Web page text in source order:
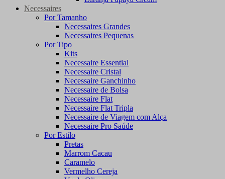
Necessaires
Por Tamanho
Necessaires Grandes
Necessaires Pequenas
Por Tipo
Kits
Necessaire Essential
Necessaire Cristal
Necessaire Ganchinho
Necessaire de Bolsa
Necessaire Flat
Necessaire Flat Tripla
Necessaire de Viagem com Alça
Necessaire Pro Saúde
Por Estilo
Pretas
Marrom Cacau
Caramelo
Vermelho Cereja